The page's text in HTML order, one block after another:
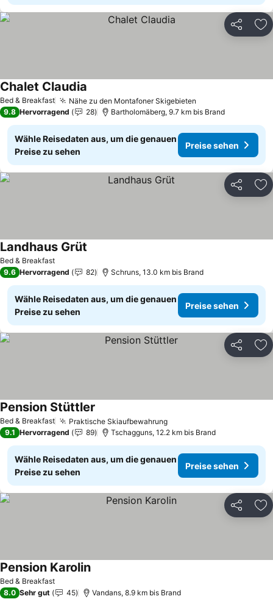
Teilen
Bed & Breakfast Nähe zu den Montafoner Skigebieten
Chalet Claudia
9.8 Hervorragend 28 Bartholomäberg, 9.7 km bis Brand
Wähle Reisedaten aus, um die genauen
Preise zu sehen
Preise sehen
Teilen
Bed & Breakfast
Landhaus Grüt
9.6 Hervorragend 82 Schruns, 13.0 km bis Brand
Wähle Reisedaten aus, um die genauen
Preise zu sehen
Preise sehen
Teilen
Bed & Breakfast Praktische Skiaufbewahrung
Pension Stüttler
9.1 Hervorragend 89 Tschagguns, 12.2 km bis Brand
Wähle Reisedaten aus, um die genauen
Preise zu sehen
Preise sehen
Teilen
Bed & Breakfast
Pension Karolin
8.0 Sehr gut 45 Vandans, 8.9 km bis Brand